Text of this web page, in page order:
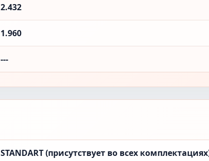
2.432
1.960
---
STANDART (присутствует во всех